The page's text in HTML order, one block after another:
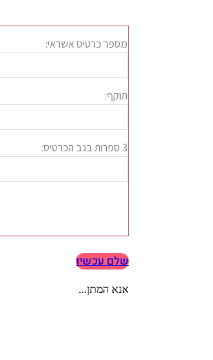
שלם עכשיו
אנא המתן...